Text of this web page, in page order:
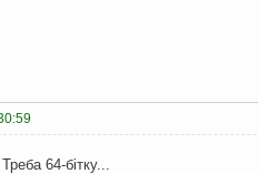
64-бітку...